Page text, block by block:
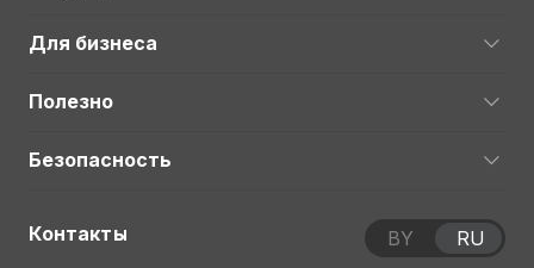
Для бизнеса
Полезно
Безопасность
Контакты BY RU